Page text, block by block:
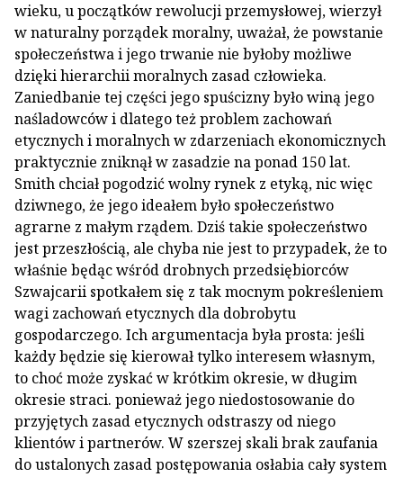
wieku, u początków rewolucji przemysłowej, wierzył
w naturalny porządek moralny, uważał, że powstanie
społeczeństwa i jego trwanie nie byłoby możliwe
dzięki hierarchii moralnych zasad człowieka.
Zaniedbanie tej części jego spuścizny było winą jego
naśladowców i dlatego też problem zachowań
etycznych i moralnych w zdarzeniach ekonomicznych
praktycznie zniknął w zasadzie na ponad 150 lat.
Smith chciał pogodzić wolny rynek z etyką, nic więc
dziwnego, że jego ideałem było społeczeństwo
agrarne z małym rządem. Dziś takie społeczeństwo
jest przeszłością, ale chyba nie jest to przypadek, że to
właśnie będąc wśród drobnych przedsiębiorców
Szwajcarii spotkałem się z tak mocnym pokreśleniem
wagi zachowań etycznych dla dobrobytu
gospodarczego. Ich argumentacja była prosta: jeśli
każdy będzie się kierował tylko interesem własnym,
to choć może zyskać w krótkim okresie, w długim
okresie straci. ponieważ jego niedostosowanie do
przyjętych zasad etycznych odstraszy od niego
klientów i partnerów. W szerszej skali brak zaufania
do ustalonych zasad postępowania osłabia cały system